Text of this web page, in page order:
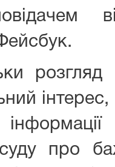
Фейсбук.
про